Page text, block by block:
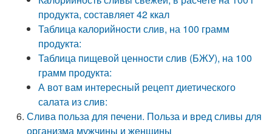
продукта, составляет 42 ккал
Таблица калорийности слив, на 100 грамм
продукта:
Таблица пищевой ценности слив (БЖУ), на 100
грамм продукта:
А вот вам интересный рецепт диетического
салата из слив:
Слива польза для печени. Польза и вред сливы для
организма мужчины и женщины